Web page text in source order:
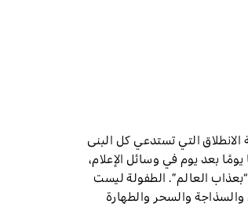
التي تستدعي كل البنى
بعد يوم في وسائل الإعلام،
العالم”. الطفولة ليست
والسحر والطهارة